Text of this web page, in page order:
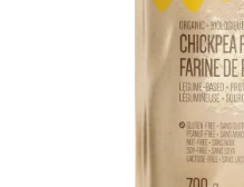
ADD TO CART